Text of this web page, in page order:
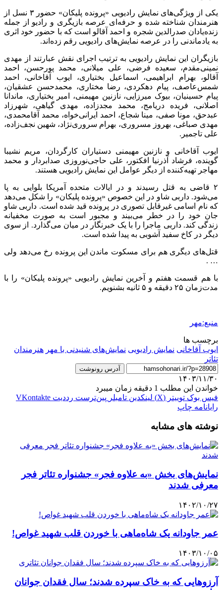
یکی از ویژگی‌های نمایش رادیویی «پرونده پلیکان» حضور ۳ نسل از
هنرمندان شناخته شده و حرفه‌ای عرصه بازیگری و رادیو از جمله
زنده‌یادان صدرالدین شجره و احمد آقالو است که با حضور خود اثری
به یادماندنی را در عرصه نمایش‌های رادیویی رقم زده‌اند.
بازیگران این نمایش رادیویی به ترتیب اجرای نقش عبارتند از مهدی
نمینی‌مقدم، سعیده فرضی، علی میلانی، محمد پورحسن، احمد
آقالو، بهرام ابراهیمی، اسماعیل بختیاری، ایوب آقاخانی، احمد
شمس‌عاصف، پیام دهکردی، رضا مختاری، محمدحسن عشقیان،
پیام حسینیان، بیوک میرزایی، نازنین مهیمنی، امیر بختیاری، ماندانا
اصلانی، فریده دریامج، محمد مجدزاده، مهدی گیاهی، شهرزاد
عبدحق، مونا صفی، مینا شجاع، احمد ایرانی‌خواه، محمد آقامحمدی،
مهدی صباغی، بهروز مسروری، بهرام سروری‌نژاد، شهین نجف‌زاده،
علی تاجمیر.
ایوب آقاخانی و نازنین مهیمنی دستیاران کارگردان، مریم نشیبا
گوینده، فرشاد آذرنیا افکتور، علی حاجی‌نوروزی صدابردار و محمد
مهاجر تهیه‌کننده از دیگر عوامل این نمایش رادیویی هستند.
۲ قاضی به قتل رسیدند و در ایالات متحده آمریکا بلوایی به پا
می‌شود. داربی شاو در این خصوص «پرونده پلیکان» را شکل می‌دهد
که نام اسامی غیرقابل تصوری در پرونده قید شده است. داربی شاو
جان خود را در خطر می‌بیند و مجبور است به صورت مخفیانه
زندگی کند. داربی ماجرا را با یک خبرنگار در میان می‌گذارد. از سوی
دیگر در کاخ سفید آشوبی به پیدا شده است.
قتل‌های دیگری هم برای مسکوت ماندن این پرونده رخ می‌دهد ولی
… .
با هم قسمت هفتم و آخرین نمایش رادیویی «پرونده پلیکان» را با
مدت‌زمان ۲۵ دقیقه و ۵ ثانیه بشنویم.
منبع:مهر
برچسب ها
ایوب آقاخانی نمایش رادیویی نمایش‌های شنیدنی با مهر هنرمندان
تئاتر
آدرس رونوشت
۱۴۰۳/۱۱/۳۰
خواندن این مطلب 1 دقیقه زمان میبرد
فیس بوک توییتر (X) لینکدین ‫تامبلر ‫پین‌ترست ‫رددیت ‫VKontakte
رایانامه چاپ
نوشته های مشابه
نمایش‌های بخش «به علاوه فجر» جشنواره تئاتر فجر
معرفی شدند
۱۴۰۲/۱۰/۲۷
عمر جاودانه یک شاه‌ماهی با خوردن قلب شهید غواص!
۱۴۰۳/۱۰/۰۵
آرزوهایی که به خاک سپرده شدند؛ سال فقدان جوانان